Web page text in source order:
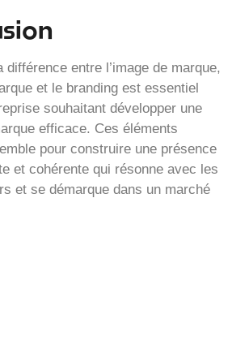
différence entre l’image de marque,
et le branding est essentiel
souhaitant développer une
efficace. Ces éléments
pour construire une présence
et cohérente qui résonne avec les
et se démarque dans un marché